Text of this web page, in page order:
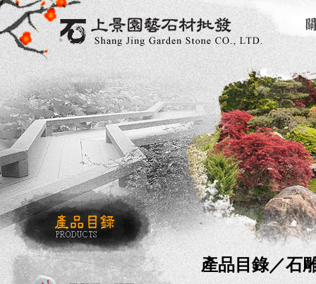
產品目錄／石